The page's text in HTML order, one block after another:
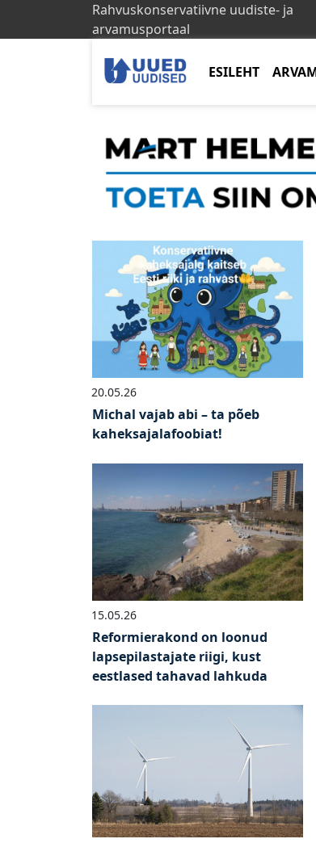
Rahvuskonservatiivne uudiste- ja
arvamusportaal
ESILEHT
20.05.26
Michal vajab abi – ta põeb
kaheksajalafoobiat!
15.05.26
Reformierakond on loonud
lapsepilastajate riigi, kust
eestlased tahavad lahkuda